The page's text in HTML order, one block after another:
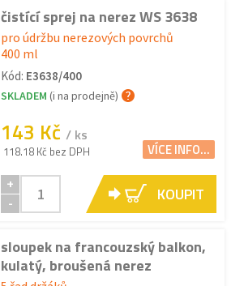
čistící sprej na nerez WS 3638
pro údržbu nerezových povrchů
400 ml
Kód: E3638/400
SKLADEM (i na prodejně)
143 Kč / ks
118.18 Kč bez DPH VÍCE INFO...
+
-
KOUPIT
sloupek na francouzský balkon,
kulatý, broušená nerez